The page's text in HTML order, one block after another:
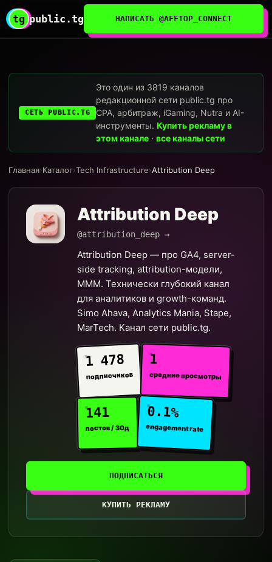
tg public.tg НАПИСАТЬ @AFFTOP_CONNECT
СЕТЬ PUBLIC.TG
Это один из 3819 каналов
редакционной сети public.tg про
CPA, арбитраж, iGaming, Nutra и AI-
инструменты.Купить рекламу в
этом канале ·все каналы сети
Главная›Каталог›Tech Infrastructure›Attribution Deep
Attribution Deep
@attribution_deep →
Attribution Deep — про GA4, server-
side tracking, attribution-модели,
MMM. Технически глубокий канал
для аналитиков и growth-команд.
Simo Ahava, Analytics Mania, Stape,
MarTech. Канал сети public.tg.
1 478
подписчиков
1
средние просмотры
141
постов / 30д
0.1%
engagement rate
ПОДПИСАТЬСЯ
КУПИТЬ РЕКЛАМУ